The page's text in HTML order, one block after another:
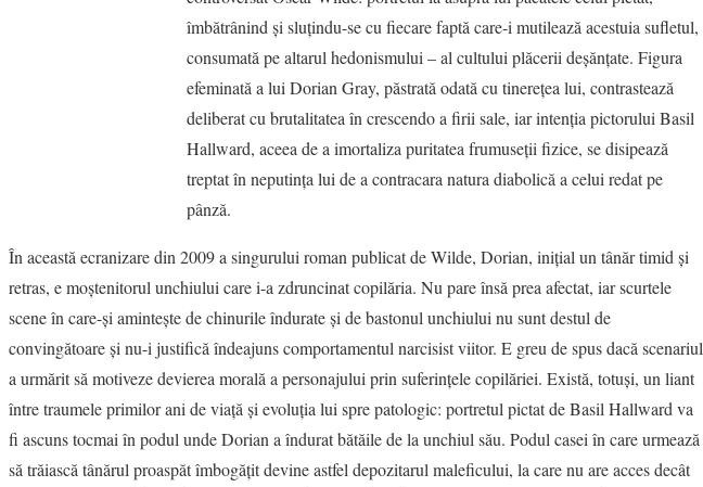
îmbătrânind şi sluţindu-se cu fiecare faptă care-i mutilează acestuia sufletul,
consumată pe altarul hedonismului – al cultului plăcerii deşănţate. Figura
efeminată a lui Dorian Gray, păstrată odată cu tinereţea lui, contrastează
deliberat cu brutalitatea în crescendo a firii sale, iar intenţia pictorului Basil
Hallward, aceea de a imortaliza puritatea frumuseţii fizice, se disipează
treptat în neputinţa lui de a contracara natura diabolică a celui redat pe
pânză.
În această ecranizare din 2009 a singurului roman publicat de Wilde, Dorian, iniţial un tânăr timid şi
retras, e moştenitorul unchiului care i-a zdruncinat copilăria. Nu pare însă prea afectat, iar scurtele
scene în care-şi aminteşte de chinurile îndurate şi de bastonul unchiului nu sunt destul de
convingătoare şi nu-i justifică îndeajuns comportamentul narcisist viitor. E greu de spus dacă scenariul
a urmărit să motiveze devierea morală a personajului prin suferinţele copilăriei. Există, totuşi, un liant
între traumele primilor ani de viaţă şi evoluţia lui spre patologic: portretul pictat de Basil Hallward va
fi ascuns tocmai în podul unde Dorian a îndurat bătăile de la unchiul său. Podul casei în care urmează
să trăiască tânărul proaspăt îmbogăţit devine astfel depozitarul maleficului, la care nu are acces decât